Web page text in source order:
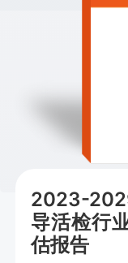
2023-
导活检行
估报告